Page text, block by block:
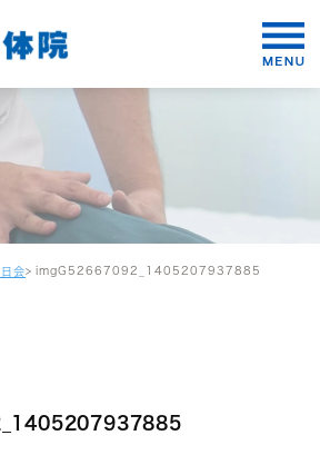
会 imgG52667092_1405207937885